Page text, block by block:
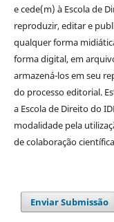
e cede(m) à Escola de
reproduzir, editar e
qualquer forma
forma digital, em
armazená-los em seu
do processo editorial.
a Escola de Direito do
modalidade pela
de colaboração
Enviar Submissão